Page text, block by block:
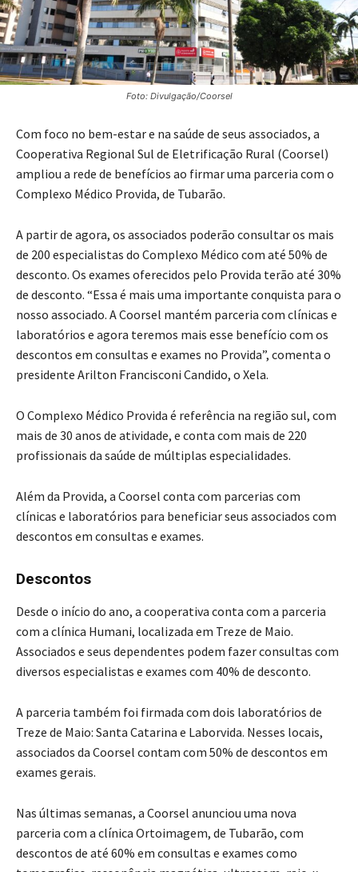
Foto: Divulgação/Coorsel
Com foco no bem-estar e na saúde de seus associados, a
Cooperativa Regional Sul de Eletrificação Rural (Coorsel)
ampliou a rede de benefícios ao firmar uma parceria com o
Complexo Médico Provida, de Tubarão.
A partir de agora, os associados poderão consultar os mais
de 200 especialistas do Complexo Médico com até 50% de
desconto. Os exames oferecidos pelo Provida terão até 30%
de desconto. “Essa é mais uma importante conquista para o
nosso associado. A Coorsel mantém parceria com clínicas e
laboratórios e agora teremos mais esse benefício com os
descontos em consultas e exames no Provida”, comenta o
presidente Arilton Francisconi Candido, o Xela.
O Complexo Médico Provida é referência na região sul, com
mais de 30 anos de atividade, e conta com mais de 220
profissionais da saúde de múltiplas especialidades.
Além da Provida, a Coorsel conta com parcerias com
clínicas e laboratórios para beneficiar seus associados com
descontos em consultas e exames.
Descontos
Desde o início do ano, a cooperativa conta com a parceria
com a clínica Humani, localizada em Treze de Maio.
Associados e seus dependentes podem fazer consultas com
diversos especialistas e exames com 40% de desconto.
A parceria também foi firmada com dois laboratórios de
Treze de Maio: Santa Catarina e Laborvida. Nesses locais,
associados da Coorsel contam com 50% de descontos em
exames gerais.
Nas últimas semanas, a Coorsel anunciou uma nova
parceria com a clínica Ortoimagem, de Tubarão, com
descontos de até 60% em consultas e exames como